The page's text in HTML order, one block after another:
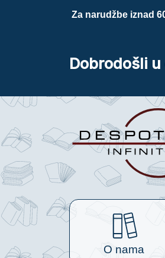
Za narudžbe iznad
Dobrodošli
O nama